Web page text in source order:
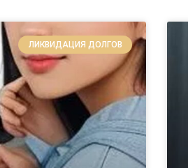
ЛИКВИДАЦИЯ ДОЛГОВ